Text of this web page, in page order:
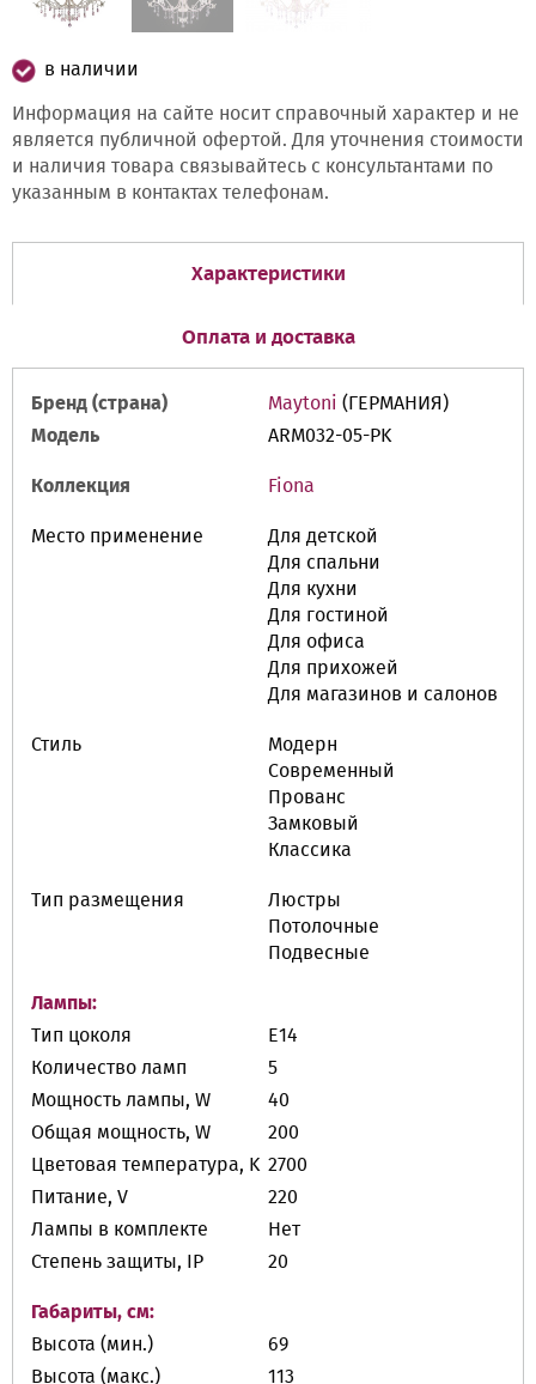
в наличии
Информация на сайте носит справочный характер и не
является публичной офертой. Для уточнения стоимости
и наличия товара связывайтесь с консультантами по
указанным в контактах телефонам.
Характеристики
Оплата и доставка
Бренд (страна) Maytoni (ГЕРМАНИЯ)
Модель
ARM032-05-PK
Коллекция Fiona
Место применение
Для детской
Для спальни
Для кухни
Для гостиной
Для офиса
Для прихожей
Для магазинов и салонов
Стиль
Модерн
Современный
Прованс
Замковый
Классика
Тип размещения
Люстры
Потолочные
Подвесные
Лампы:
Тип цоколя
E14
Количество ламп
5
Мощность лампы, W
40
Общая мощность, W
200
Цветовая температура, K 2700
Питание, V
220
Лампы в комплекте
Нет
Степень защиты, IP
20
Габариты, см:
Высота (мин.)
69
Высота (макс.)
113